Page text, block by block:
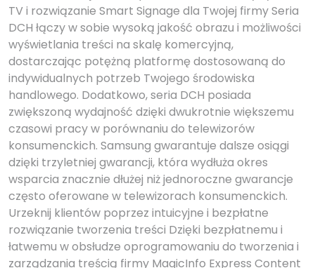
TV i rozwiązanie Smart Signage dla Twojej firmy Seria
DCH łączy w sobie wysoką jakość obrazu i możliwości
wyświetlania treści na skalę komercyjną,
dostarczając potężną platformę dostosowaną do
indywidualnych potrzeb Twojego środowiska
handlowego. Dodatkowo, seria DCH posiada
zwiększoną wydajność dzięki dwukrotnie większemu
czasowi pracy w porównaniu do telewizorów
konsumenckich. Samsung gwarantuje dalsze osiągi
dzięki trzyletniej gwarancji, która wydłuża okres
wsparcia znacznie dłużej niż jednoroczne gwarancje
często oferowane w telewizorach konsumenckich.
Urzeknij klientów poprzez intuicyjne i bezpłatne
rozwiązanie tworzenia treści Dzięki bezpłatnemu i
łatwemu w obsłudze oprogramowaniu do tworzenia i
zarządzania treścią firmy MagicInfo Express Content